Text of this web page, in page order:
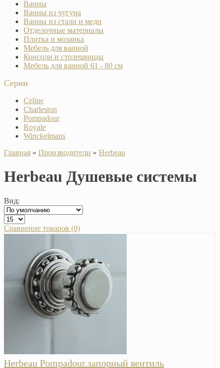
Ванны
Ванны из чугуна
Ванны из стали и меди
Отделочные материалы
Плитка и мозаика
Мебель для ванной
Консоли и столешницы
Мебель для ванной 61 - 80 см
Серии
Celine
Charleston
Pompadour
Royale
Winckelmans
Главная » Производители » Herbeau
Herbeau Душевые системы
Вид:
Сравнение товаров (0)
Herbeau Pompadour.запорный вентиль